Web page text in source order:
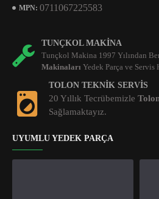
MPN: 0711067225583
TUNÇKOL MAKINA
Tunçkol Makina 1997 Yılından
Makinaları Yedek Parça ve
TOLON TEKNIK SERVIS
20 Yıllık Tecrübemizle
Sağlamaktayız.
UYUMLU YEDEK PARÇA